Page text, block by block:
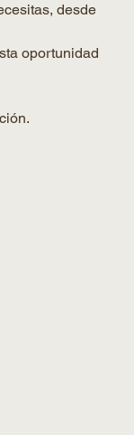
desde
oportunidad